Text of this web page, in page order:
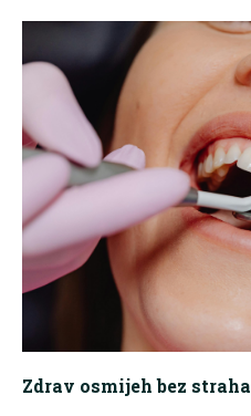
Zdrav osmijeh bez straha